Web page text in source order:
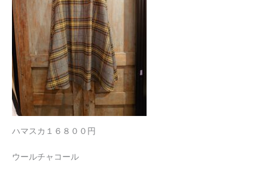
ハマスカ１６８００円
ウールチャコール